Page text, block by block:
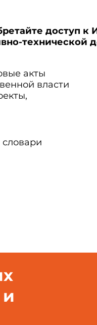
доступ к
технической
акты
власти